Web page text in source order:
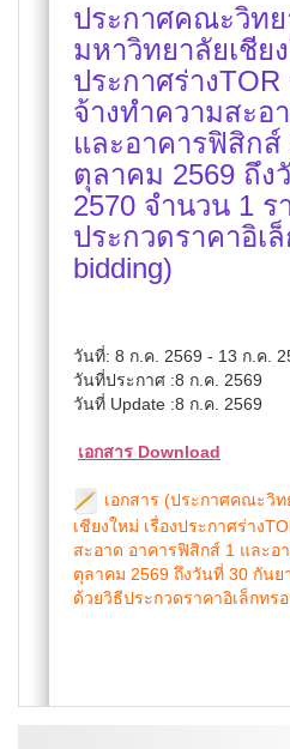
ประกาศคณะวิท
มหาวิทยาลัยเชีย
ประกาศร่าง
จ้างทำความสะอ
และอาคารฟิสิก
ตุลาคม 2569 ถึง
2570 จำนวน 1 ร
ประกวดราคาอิเ
bidding)
วันที่: 8 ก.ค. 2569 - 13 ก.ค.
วันที่ประกาศ :8 ก.ค. 2569
วันที่ Update :8 ก.ค. 2569
เอกสาร Download
เอกสาร (ประกาศคณะวิ
เชียงใหม่ เรื่องประกาศร่าง
สะอาด อาคารฟิสิกส์ 1 และอ
ตุลาคม 2569 ถึงวันที่ 30 กัน
ด้วยวิธีประกวดราคาอิเล็กทร